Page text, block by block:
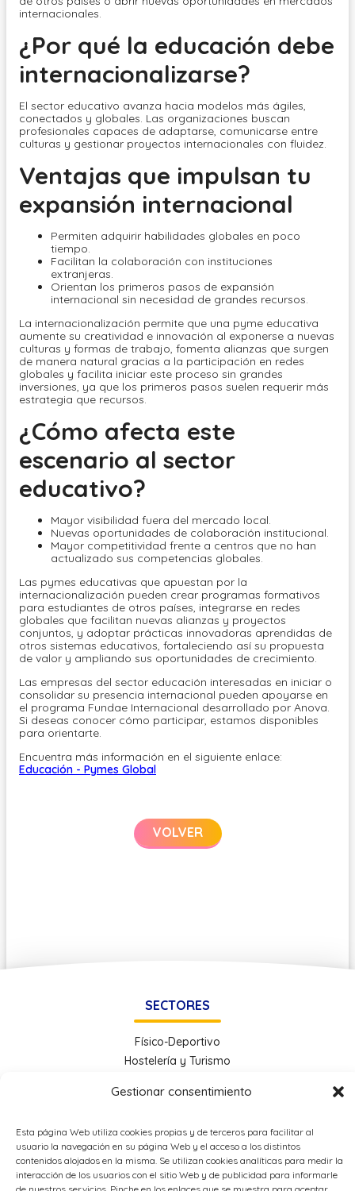
Gestionar consentimiento
Esta página Web utiliza cookies propias y de terceros para facilitar al
usuario la navegación en su página Web y el acceso a los distintos
contenidos alojados en la misma. Se utilizan cookies analíticas para medir la
interacción de los usuarios con el sitio Web y de publicidad para informarle
internacionales.
¿Por qué la educación debe
internacionalizarse?
El sector educativo avanza hacia modelos más ágiles,
conectados y globales. Las organizaciones buscan
profesionales capaces de adaptarse, comunicarse entre
culturas y gestionar proyectos internacionales con fluidez.
Ventajas que impulsan tu
expansión internacional
Permiten adquirir habilidades globales en poco
tiempo.
Facilitan la colaboración con instituciones
extranjeras.
Orientan los primeros pasos de expansión
internacional sin necesidad de grandes recursos.
La internacionalización permite que una pyme educativa
aumente su creatividad e innovación al exponerse a nuevas
culturas y formas de trabajo, fomenta alianzas que surgen
de manera natural gracias a la participación en redes
globales y facilita iniciar este proceso sin grandes
inversiones, ya que los primeros pasos suelen requerir más
estrategia que recursos.
¿Cómo afecta este
escenario al sector
educativo?
Mayor visibilidad fuera del mercado local.
Nuevas oportunidades de colaboración institucional.
Mayor competitividad frente a centros que no han
actualizado sus competencias globales.
Las pymes educativas que apuestan por la
internacionalización pueden crear programas formativos
para estudiantes de otros países, integrarse en redes
globales que facilitan nuevas alianzas y proyectos
conjuntos, y adoptar prácticas innovadoras aprendidas de
otros sistemas educativos, fortaleciendo así su propuesta
de valor y ampliando sus oportunidades de crecimiento.
Las empresas del sector educación interesadas en iniciar o
consolidar su presencia internacional pueden apoyarse en
el programa Fundae Internacional desarrollado por Anova.
Si deseas conocer cómo participar, estamos disponibles
para orientarte.
Encuentra más información en el siguiente enlace:
Educación - Pymes Global
VOLVER
SECTORES
Físico-Deportivo
Hostelería y Turismo
Economía e Industria Digital
Energía
Metal